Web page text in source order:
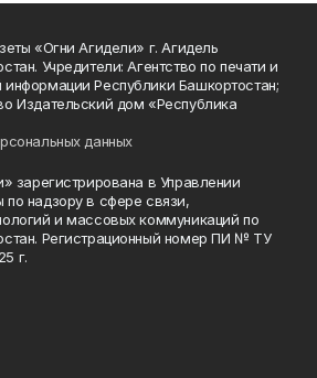
«Огни Агидели» г. Агидель
Учредители: Агентство по печати и
Республики Башкортостан;
Издательский дом «Республика
данных
зарегистрирована в Управлении
надзору в сфере связи,
и массовых коммуникаций по
Регистрационный номер ПИ № ТУ
г.